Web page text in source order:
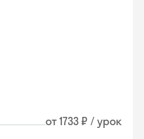
от 1733 ₽ / урок